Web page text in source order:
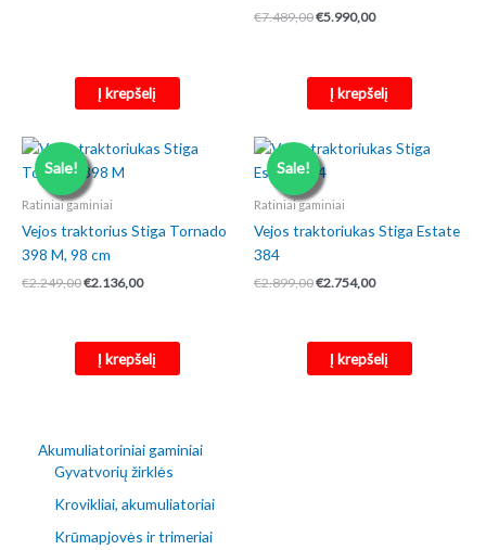
Akumuliatoriniai gaminiai
Gyvatvorių žirklės
Krovikliai, akumuliatoriai
Krūmapjovės ir trimeriai
Į krepšelį
€7.489,00Original
€5.990,00Current
Į krepšelį
Sale!
Ratiniai gaminiai
Vejos traktorius Stiga Tornado
398 M, 98 cm
€2.249,00Original
€2.136,00Current
Į krepšelį
Sale!
Ratiniai gaminiai
Vejos traktoriukas Stiga Estate
384
€2.899,00Original
€2.754,00Current
Į krepšelį